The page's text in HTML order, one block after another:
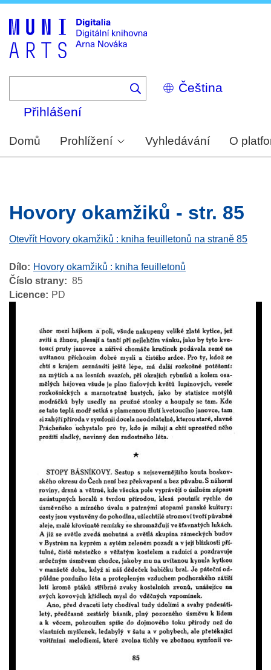
Select
your
Přihlášení
Domů Prohlížení Vyhledávání O
Hovory okamžiků - str. 85
Otevřít Hovory okamžiků : kniha feuilletonů na straně 85
Dílo
Hovory okamžiků : kniha feuilletonů
Číslo strany
85
Licence
PD